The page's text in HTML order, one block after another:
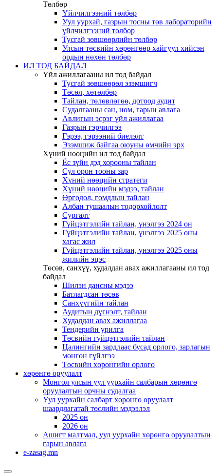
Төлбөр
Үйлчилгээний төлбөр
Уул уурхай, газрын тосны төв лабораторийн
үйлчилгээний төлбөр
Тусгай зөвшөөрлийн төлбөр
Улсын төсвийн хөрөнгөөр хайгуул хийсэн
ордын нөхөн төлбөр
ИЛ ТОД БАЙДАЛ
Үйл ажиллагааны ил тод байдал
Тусгай зөвшөөрөл эзэмшигч
Төсөл, хөтөлбөр
Тайлан, төлөвлөгөө, дотоод аудит
Судалгааны сан, ном, гарын авлага
Авлигын эсрэг үйл ажиллагаа
Газрын гэрчилгээ
Гэрээ, гэрээний биелэлт
Эзэмшиж байгаа оюуны өмчийн эрх
Хүний нөөцийн ил тод байдал
Ёс зүйн дэд хорооны тайлан
Сул орон тооны зар
Хүний нөөцийн стратеги
Хүний нөөцийн мэдээ, тайлан
Өргөдөл, гомдлын тайлан
Албан тушаалын тодорхойлолт
Сургалт
Гүйцэтгэлийн тайлан, үнэлгээ 2024 он
Гүйцэтгэлийн тайлан, үнэлгээ 2025 оны
хагас жил
Гүйцэтгэлийн тайлан, үнэлгээ 2025 оны
жилийн эцэс
Төсөв, санхүү, худалдан авах ажиллагааны ил тод
байдал
Шилэн дансны мэдээ
Батлагдсан төсөв
Санхүүгийн тайлан
Аудитын дүгнэлт, тайлан
Худалдан авах ажиллагаа
Тендерийн урилга
Төсвийн гүйцэтгэлийн тайлан
Цалингийн зардлаас бусад орлого, зарлагын
мөнгөн гүйлгээ
Төсвийн хөрөнгийн орлого
хөрөнгө оруулалт
Монгол улсын уул уурхайн салбарын хөрөнгө
оруулалтын орчны судалгаа
Уул уурхайн салбарт хөрөнгө оруулалт
шаардлагатай төслийн мэдээлэл
2025 он
2026 он
Ашигт малтмал, уул уурхайн хөрөнгө оруулалтын
гарын авлага
e-zasag.mn